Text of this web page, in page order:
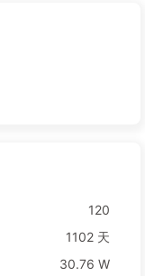
120
1102 天
30.76 W